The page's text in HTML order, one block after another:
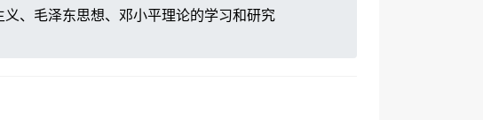
义、毛泽东思想、邓小平理论的学习和研究